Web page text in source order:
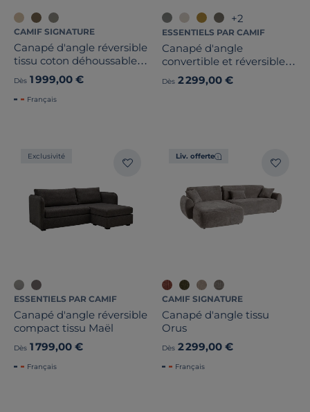
CAMIF SIGNATURE
Canapé d'angle réversible
tissu coton déhoussable
Marbella
Dès 1 999,00 €
Français
+2
ESSENTIELS PAR CAMIF
Canapé d'angle
convertible et réversible
tissu déhoussable Aubin
Dès 2 299,00 €
Exclusivité
ESSENTIELS PAR CAMIF
Canapé d'angle réversible
compact tissu Maël
Dès 1 799,00 €
Français
Liv. offerte
CAMIF SIGNATURE
Canapé d'angle tissu
Orus
Dès 2 299,00 €
Français